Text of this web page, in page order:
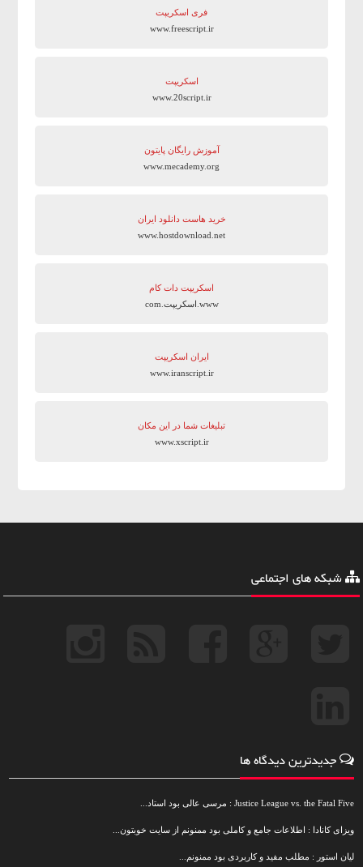
فری اسکریپت
www.freescript.ir
اسکریپت
www.20script.ir
آموزش رایگان پایتون
www.mecademy.org
خرید هاست دانلود ایران
www.hostdownload.net
اسکریپت دات کام
www.اسکریپت.com
ایران اسکریپت
www.iranscript.ir
تبلیغات شما در این مکان
www.xscript.ir
شبکه های اجتماعی
جدیدترین دیدگاه ها
Justice League vs. the Fatal Five : مرسی عالی بود استاد...
ویزای کانادا : اطلاعات جامع و کاملی بود ممنونم از سایت خوبتون...
لیان استور : مطلب مفید و کاربردی بود ممنونم...